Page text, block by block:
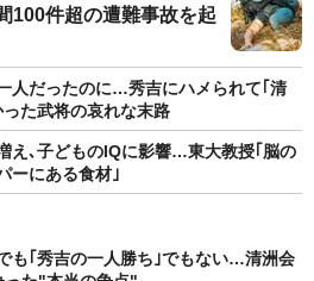
100件超の遭難事故を起
人だったのに…秀吉にハメられて｢清
た武将の哀れな末路
え､子どものIQに影響…東大教授｢脳の
ーにある食材｣
も｢秀吉の一人勝ち｣でもない…清洲会